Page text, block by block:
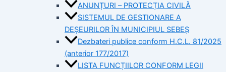
ANUNȚURI – PROTECȚIA CIVILĂ
SISTEMUL DE GESTIONARE A
DEȘEURILOR ÎN MUNICIPIUL SEBEȘ
Dezbateri publice conform H.C.L. 81/2025
(anterior 177/2017)
LISTA FUNCȚIILOR CONFORM LEGII